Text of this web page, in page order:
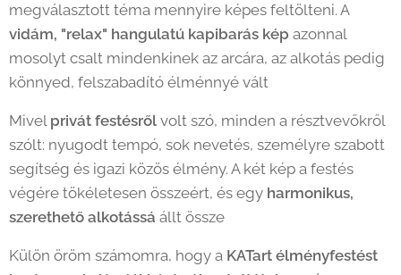
megválasztott téma mennyire képes feltölteni. A
vidám, "relax" hangulatú kapibarás kép azonnal
mosolyt csalt mindenkinek az arcára, az alkotás pedig
könnyed, felszabadító élménnyé vált 🎨✨
Mivel privát festésről volt szó, minden a résztvevőkről
szólt: nyugodt tempó, sok nevetés, személyre szabott
segítség és igazi közös élmény. A két kép a festés
végére tökéletesen összeért, és egy harmonikus,
szerethető alkotássá állt össze 🖼️
Külön öröm számomra, hogy a KATart élményfestést